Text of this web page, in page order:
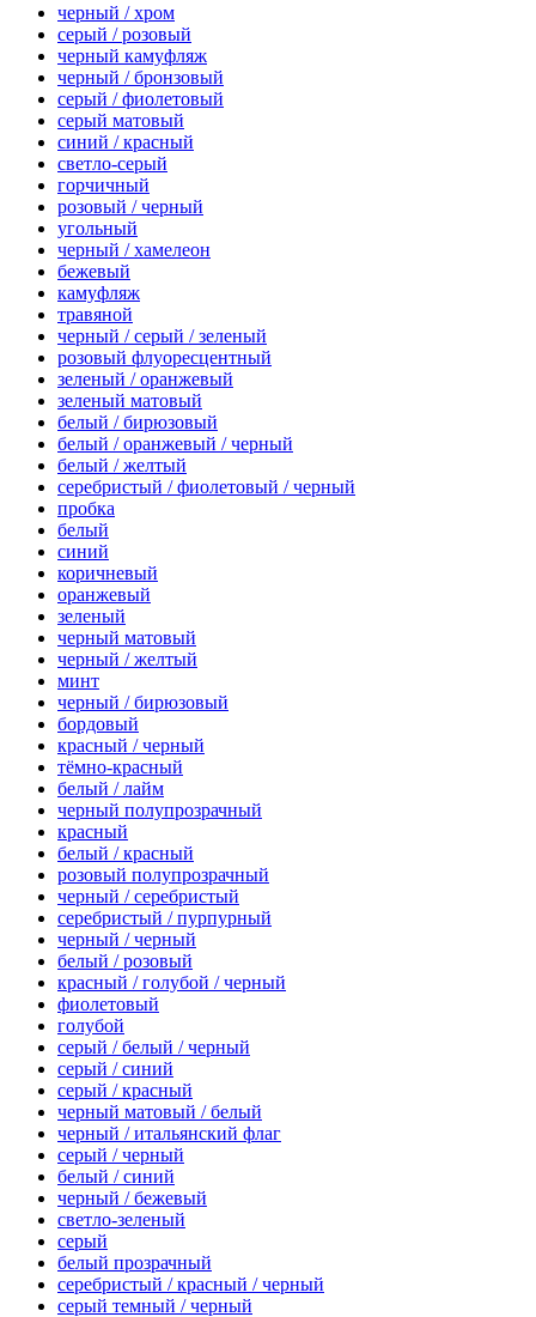
черный / хром
серый / розовый
черный камуфляж
черный / бронзовый
серый / фиолетовый
серый матовый
синий / красный
светло-серый
горчичный
розовый / черный
угольный
черный / хамелеон
бежевый
камуфляж
травяной
черный / серый / зеленый
розовый флуоресцентный
зеленый / оранжевый
зеленый матовый
белый / бирюзовый
белый / оранжевый / черный
белый / желтый
серебристый / фиолетовый / черный
пробка
белый
синий
коричневый
оранжевый
зеленый
черный матовый
черный / желтый
минт
черный / бирюзовый
бордовый
красный / черный
тёмно-красный
белый / лайм
черный полупрозрачный
красный
белый / красный
розовый полупрозрачный
черный / серебристый
серебристый / пурпурный
черный / черный
белый / розовый
красный / голубой / черный
фиолетовый
голубой
серый / белый / черный
серый / синий
серый / красный
черный матовый / белый
черный / итальянский флаг
серый / черный
белый / синий
черный / бежевый
светло-зеленый
серый
белый прозрачный
серебристый / красный / черный
серый темный / черный